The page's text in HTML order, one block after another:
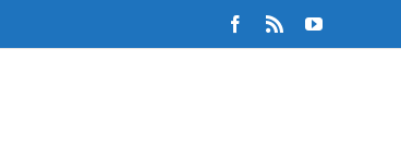
Facebook
Rss YouTube